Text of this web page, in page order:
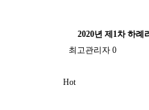
2020년 제1차 하례
최고관리자 0
Hot